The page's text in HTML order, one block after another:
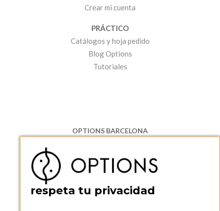
Crear mi cuenta
PRÁCTICO
Catálogos y hoja pedido
Blog Options
Tutoriales
OPTIONS BARCELONA
08130 Santa Perpetua de Moguda, Barcelona
ESPAñA
Teléfono:
+34 935 724 041
OPTIONS BARCELONA SHOWROOM
respeta tu privacidad